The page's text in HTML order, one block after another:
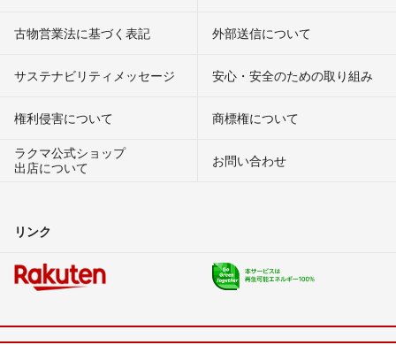
古物営業法に基づく表記 外部送信について
サステナビリティメッセージ 安心・安全のための取り組み
権利侵害について
商標権について
ラクマ公式ショップ
出店について
お問い合わせ
リンク